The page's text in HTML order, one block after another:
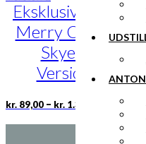
Eksklusivt print:
Merry Cherry i
Skyerne
Version 1
kr. 89,00 – kr. 1.399,00
kr. 89,00
kr.
Dette
vare
har